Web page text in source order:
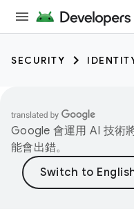
SECURITY
Google 會運用 AI 技術
能會出錯。